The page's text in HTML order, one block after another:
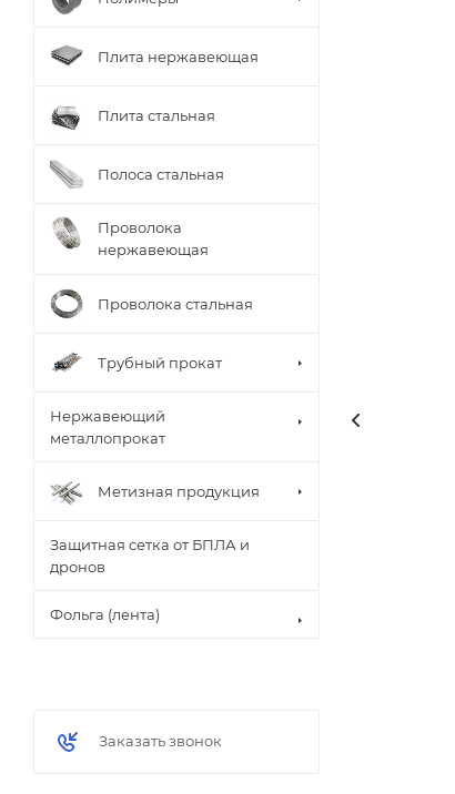
Плита нержавеющая
Плита стальная
Полоса стальная
Проволока
нержавеющая
Проволока стальная
Трубный прокат
Нержавеющий
металлопрокат
Метизная продукция
Защитная сетка от БПЛА и
дронов
Фольга (лента)
Заказать звонок